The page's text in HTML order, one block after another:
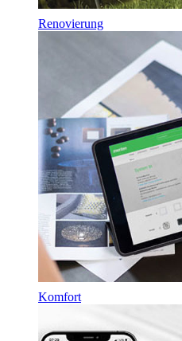
Renovierung
Komfort